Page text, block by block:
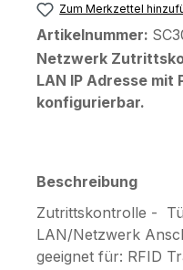
Zum Merkzettel
Artikelnummer:
Netzwerk
LAN IP Adresse
konfigurierbar.
Beschreibung
Zutrittskontrolle -
LAN/Netzwerk
geeignet für: RFID